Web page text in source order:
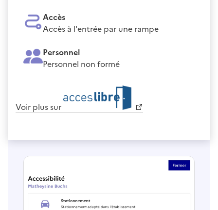
Accès
Accès à l'entrée par une rampe
Personnel
Personnel non formé
Voir plus sur